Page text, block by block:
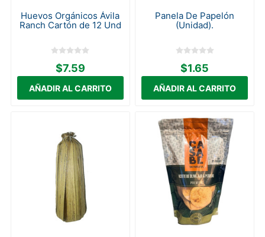
Huevos Orgánicos Ávila
Ranch Cartón de 12 Und
$7.59
Panela De Papelón
(Unidad).
$1.65